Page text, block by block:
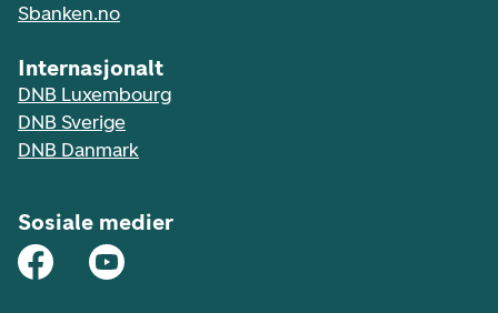
Sbanken.no
Internasjonalt
DNB Luxembourg
DNB Sverige
DNB Danmark
Sosiale medier